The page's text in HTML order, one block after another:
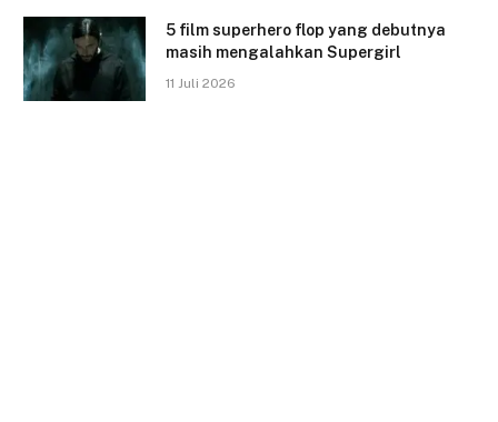
5 film superhero flop yang debutnya
masih mengalahkan Supergirl
11 Juli 2026